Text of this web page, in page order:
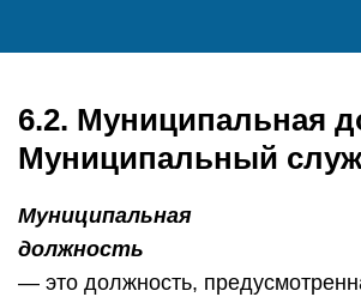
6.2. Муниципальная
Муниципальный
Муниципальная
должность
— это должность,